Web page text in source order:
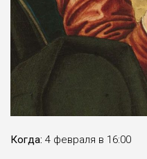
Когда: 4 февраля в 16:00